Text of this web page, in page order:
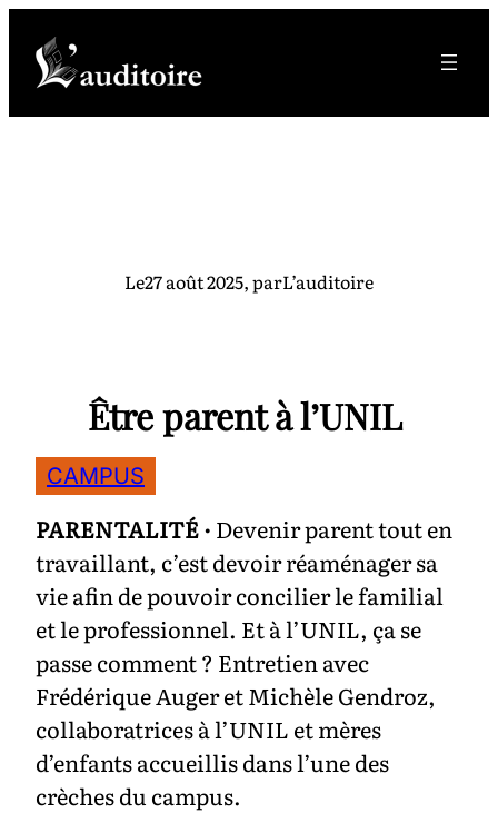
contenu
Le27 août 2025, parL’auditoire
Être parent à l’UNIL
CAMPUS
PARENTALITÉ· Devenir parent tout en
travaillant, c’est devoir réaménager sa
vie afin de pouvoir concilier le familial
et le professionnel. Et à l’UNIL, ça se
passe comment ? Entretien avec
Frédérique Auger et Michèle Gendroz,
collaboratrices à l’UNIL et mères
d’enfants accueillis dans l’une des
crèches du campus.